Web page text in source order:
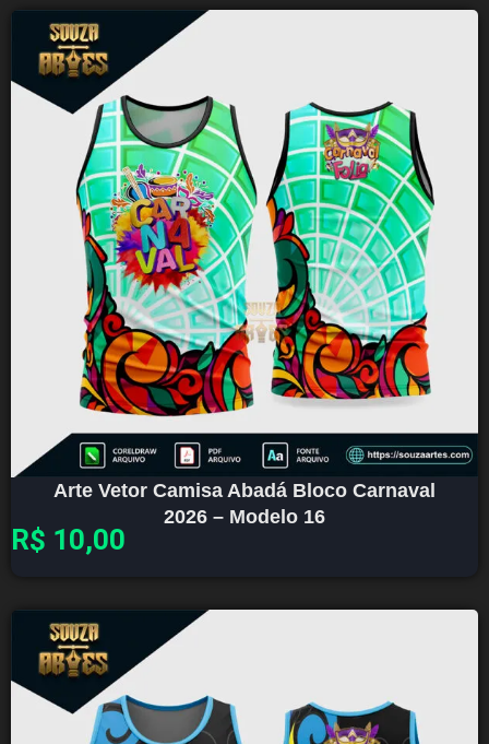
Arte Vetor Camisa Abadá Bloco Carnaval
2026 – Modelo 16
R$ 10,00